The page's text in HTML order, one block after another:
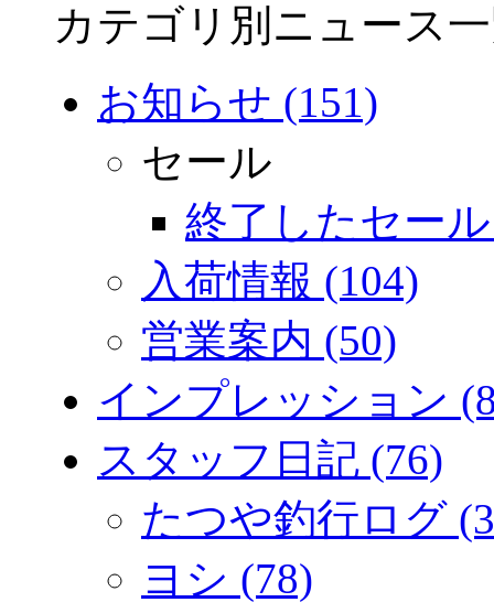
カテゴリ別ニュース
お知らせ (151)
セール
終了したセー
入荷情報 (104)
営業案内 (50)
インプレッション
スタッフ日記 (76)
たつや釣行ログ
ヨシ (78)